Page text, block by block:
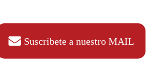
Suscríbete a nuestro MAIL